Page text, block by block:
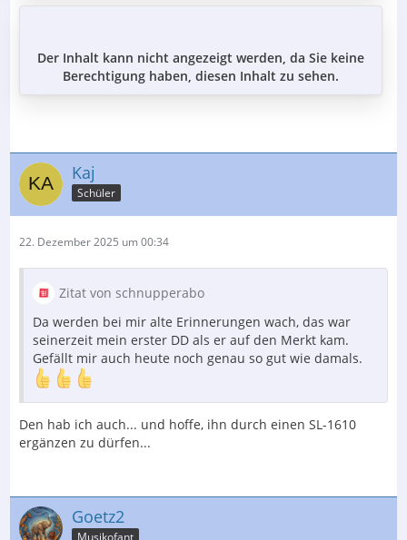
Der Inhalt kann nicht angezeigt werden, da Sie keine
Berechtigung haben, diesen Inhalt zu sehen.
Kaj
Schüler
22. Dezember 2025 um 00:34
Zitat von schnupperabo
Da werden bei mir alte Erinnerungen wach, das war
seinerzeit mein erster DD als er auf den Merkt kam.
Gefällt mir auch heute noch genau so gut wie damals.
Den hab ich auch... und hoffe, ihn durch einen SL-1610
ergänzen zu dürfen...
Goetz2